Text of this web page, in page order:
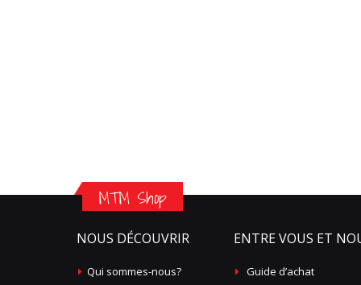
MTM Shop
NOUS DÉCOUVRIR
Qui sommes-nous?
ENTRE VOUS ET
Guide d’achat